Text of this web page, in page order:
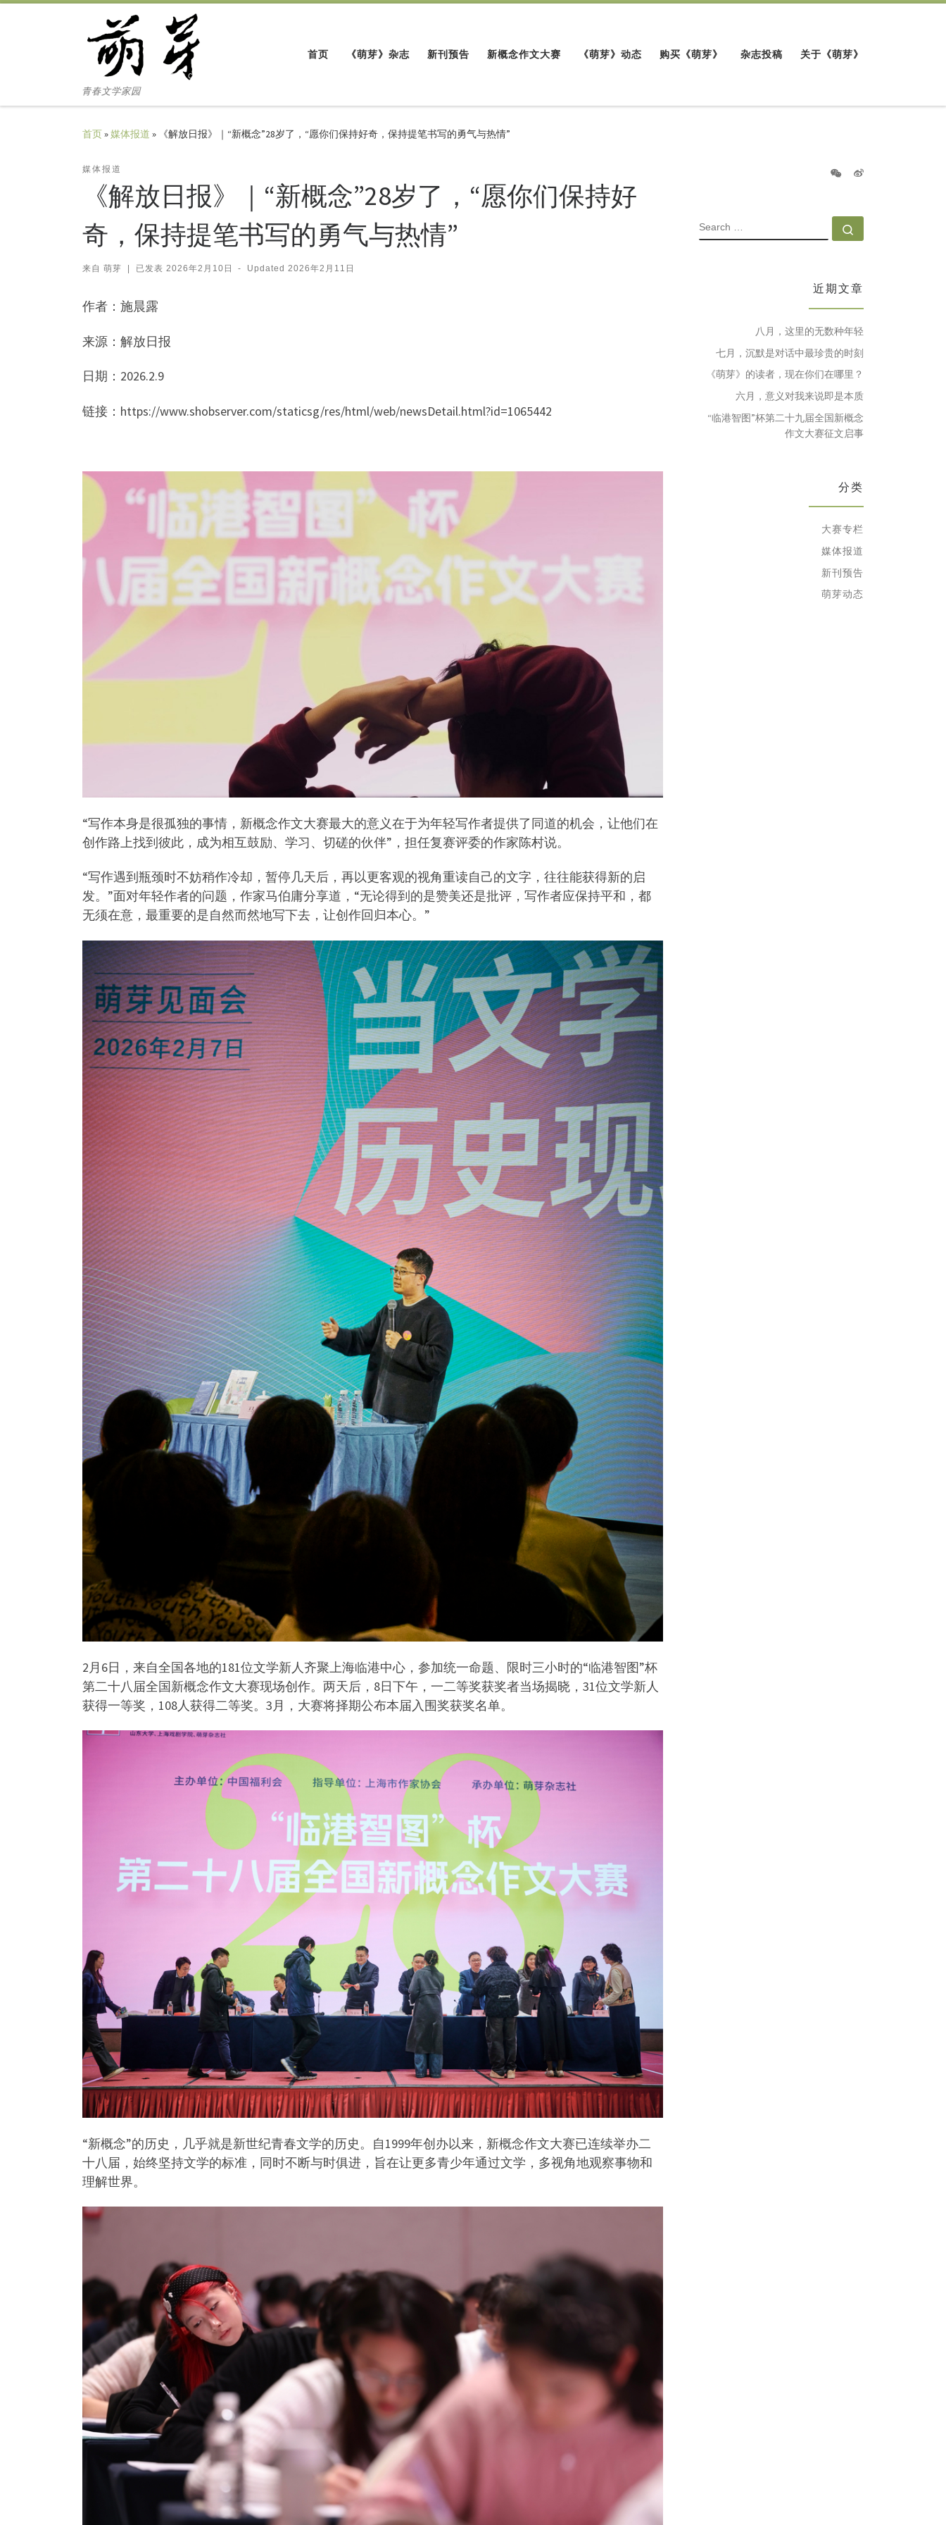
青春文学家园
首页 《萌芽》杂志 新刊预告 新概念作文大赛 《萌芽》动态 购买《萌芽》 杂志投稿 关于《萌芽》
首页»媒体报道 » 《解放日报》｜“新概念”28岁了，“愿你们保持好奇，保持提笔书写的勇气与热情”
媒体报道
《解放日报》｜“新概念”28岁了，“愿你们保持好
奇，保持提笔书写的勇气与热情”
来自 萌芽 已发表 2026年2月10日 - Updated2026年2月11日
作者：施晨露
来源：解放日报
日期：2026.2.9
链接：https://www.shobserver.com/staticsg/res/html/web/newsDetail.html?id=1065442
“写作本身是很孤独的事情，新概念作文大赛最大的意义在于为年轻写作者提供了同道的机会，让他们在
创作路上找到彼此，成为相互鼓励、学习、切磋的伙伴”，担任复赛评委的作家陈村说。
“写作遇到瓶颈时不妨稍作冷却，暂停几天后，再以更客观的视角重读自己的文字，往往能获得新的启
发。”面对年轻作者的问题，作家马伯庸分享道，“无论得到的是赞美还是批评，写作者应保持平和，都
无须在意，最重要的是自然而然地写下去，让创作回归本心。”
2月6日，来自全国各地的181位文学新人齐聚上海临港中心，参加统一命题、限时三小时的“临港智图”杯
第二十八届全国新概念作文大赛现场创作。两天后，8日下午，一二等奖获奖者当场揭晓，31位文学新人
获得一等奖，108人获得二等奖。 3月，大赛将择期公布本届入围奖获奖名单。
“新概念”的历史，几乎就是新世纪青春文学的历史。自1999年创办以来，新概念作文大赛已连续举办二
十八届，始终坚持文学的标准，同时不断与时俱进，旨在让更多青少年通过文学，多视角地观察事物和
理解世界。
SEARCH
近期文章
八月，这里的无数种年轻
七月，沉默是对话中最珍贵的时刻
《萌芽》的读者，现在你们在哪里？
六月，意义对我来说即是本质
“临港智图”杯第二十九届全国新概念
作文大赛征文启事
分类
大赛专栏
媒体报道
新刊预告
萌芽动态